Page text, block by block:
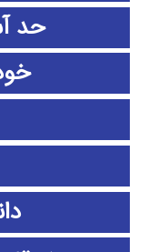
حد